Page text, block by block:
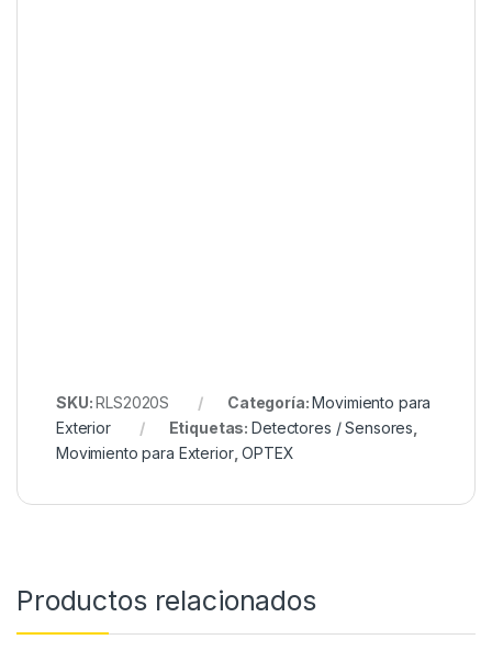
SKU:RLS2020S Categoría:Movimiento para
Exterior
Etiquetas:Detectores / Sensores
Movimiento para Exterior,OPTEX
Productos relacionados